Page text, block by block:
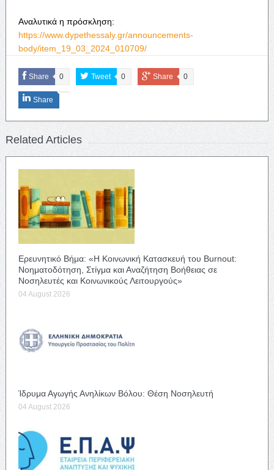
Αναλυτικά η πρόσκληση:
https://www.dypethessaly.gr/announcements-
body/item_19_03_2024_010709/
Share 0 Tweet 0 Share 0
Share
Related Articles
Ερευνητικό Βήμα: «Η Κοινωνική Κατασκευή του Burnout:
Νοηματοδότηση, Στίγμα και Αναζήτηση Βοήθειας σε
Νοσηλευτές και Κοινωνικούς Λειτουργούς»
04 August 2026
Ίδρυμα Αγωγής Ανηλίκων Βόλου: Θέση Νοσηλευτή
04 August 2026